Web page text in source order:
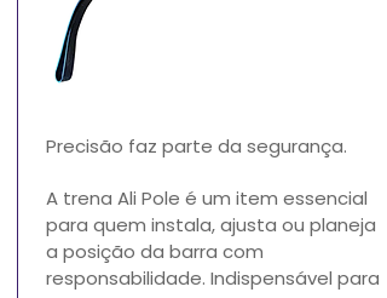
Precisão faz parte da segurança.
A trena Ali Pole é um item essencial
para quem instala, ajusta ou planeja
a posição da barra com
responsabilidade. Indispensável para